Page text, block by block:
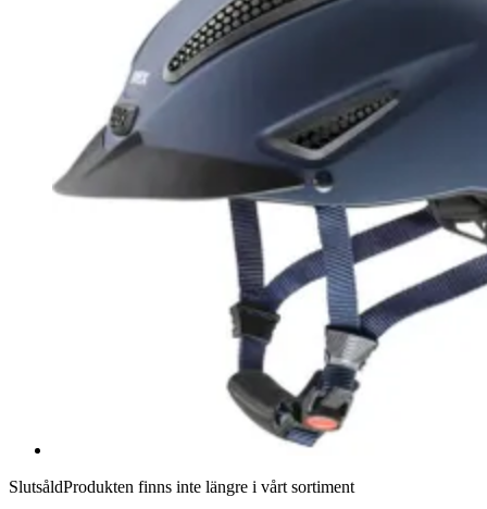
SlutsåldProdukten finns inte längre i vårt sortiment